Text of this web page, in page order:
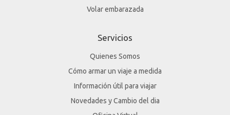
Volar embarazada
Servicios
Quienes Somos
Cómo armar un viaje a medida
Información útil para viajar
Novedades y Cambio del dia